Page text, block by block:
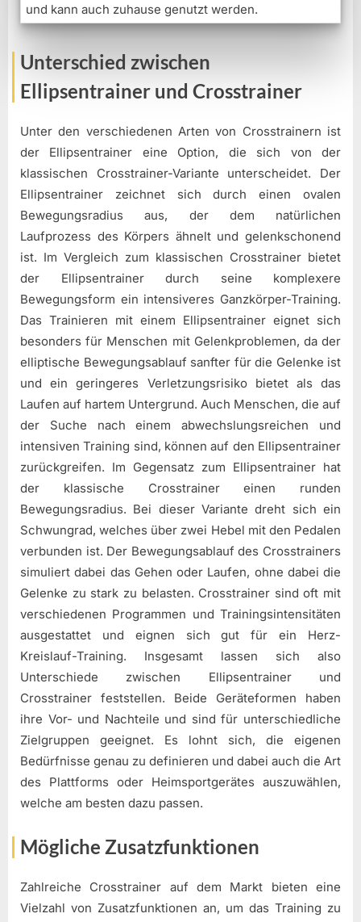
und kann auch zuhause genutzt werden.
Unterschied zwischen
Ellipsentrainer und Crosstrainer
Unter den verschiedenen Arten von Crosstrainern ist
der Ellipsentrainer eine Option, die sich von der
klassischen Crosstrainer-Variante unterscheidet. Der
Ellipsentrainer zeichnet sich durch einen ovalen
Bewegungsradius aus, der dem natürlichen
Laufprozess des Körpers ähnelt und gelenkschonend
ist. Im Vergleich zum klassischen Crosstrainer bietet
der Ellipsentrainer durch seine komplexere
Bewegungsform ein intensiveres Ganzkörper-Training.
Das Trainieren mit einem Ellipsentrainer eignet sich
besonders für Menschen mit Gelenkproblemen, da der
elliptische Bewegungsablauf sanfter für die Gelenke ist
und ein geringeres Verletzungsrisiko bietet als das
Laufen auf hartem Untergrund. Auch Menschen, die auf
der Suche nach einem abwechslungsreichen und
intensiven Training sind, können auf den Ellipsentrainer
zurückgreifen. Im Gegensatz zum Ellipsentrainer hat
der klassische Crosstrainer einen runden
Bewegungsradius. Bei dieser Variante dreht sich ein
Schwungrad, welches über zwei Hebel mit den Pedalen
verbunden ist. Der Bewegungsablauf des Crosstrainers
simuliert dabei das Gehen oder Laufen, ohne dabei die
Gelenke zu stark zu belasten. Crosstrainer sind oft mit
verschiedenen Programmen und Trainingsintensitäten
ausgestattet und eignen sich gut für ein Herz-
Kreislauf-Training. Insgesamt lassen sich also
Unterschiede zwischen Ellipsentrainer und
Crosstrainer feststellen. Beide Geräteformen haben
ihre Vor- und Nachteile und sind für unterschiedliche
Zielgruppen geeignet. Es lohnt sich, die eigenen
Bedürfnisse genau zu definieren und dabei auch die Art
des Plattforms oder Heimsportgerätes auszuwählen,
welche am besten dazu passen.
Mögliche Zusatzfunktionen
Zahlreiche Crosstrainer auf dem Markt bieten eine
Vielzahl von Zusatzfunktionen an, um das Training zu